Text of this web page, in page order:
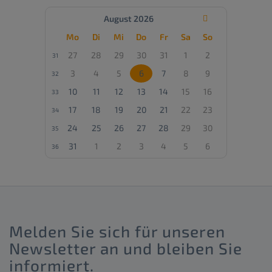
August 2026 
Mo Di Mi Do Fr Sa So
31 27 28 29 30 31 1 2
32 3 4 5 6 7 8 9
33 10 11 12 13 14 15 16
34 17 18 19 20 21 22 23
35 24 25 26 27 28 29 30
36 31 1 2 3 4 5 6
Melden Sie sich für unseren
Newsletter an und bleiben Sie
informiert.